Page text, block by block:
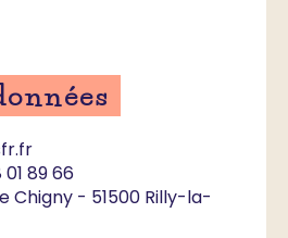
89 66
Chigny - 51500 Rilly-la-